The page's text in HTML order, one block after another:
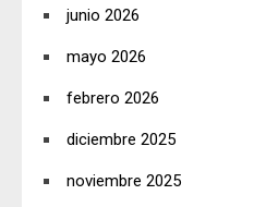
junio 2026
mayo 2026
febrero 2026
diciembre 2025
noviembre 2025